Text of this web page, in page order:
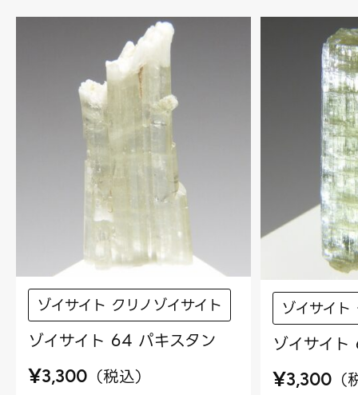
ゾイサイト クリノゾイサイト
ゾイサイト 64 パキスタン
¥3,300 （税込）
ゾイサイト
ゾイサイ
¥3,300 （